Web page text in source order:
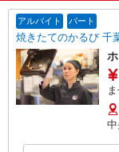
アルバイト パート
焼きたてのかるび 千
中